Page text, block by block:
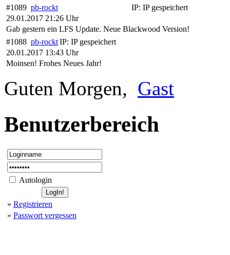
#1089 pb-rockt IP: IP gespeichert
29.01.2017 21:26 Uhr
Gab gestern ein LFS Update. Neue Blackwood Version!
#1088 pb-rocktIP: IP gespeichert
20.01.2017 13:43 Uhr
Moinsen! Frohes Neues Jahr!
Guten Morgen, Gast
Benutzerbereich
Autologin
» Registrieren
» Passwort vergessen